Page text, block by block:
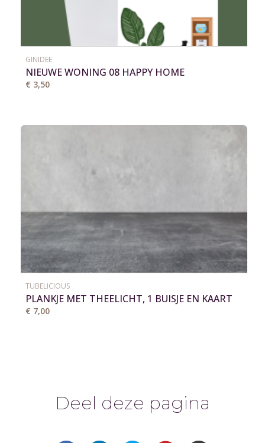
GINIDEE
NIEUWE WONING 08 HAPPY HOME
€ 3,50
TUBELICIOUS
PLANKJE MET THEELICHT, 1 BUISJE EN KAART
€ 7,00
Deel deze pagina